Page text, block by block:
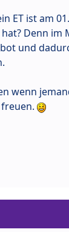
ET ist am
Denn
und
wenn